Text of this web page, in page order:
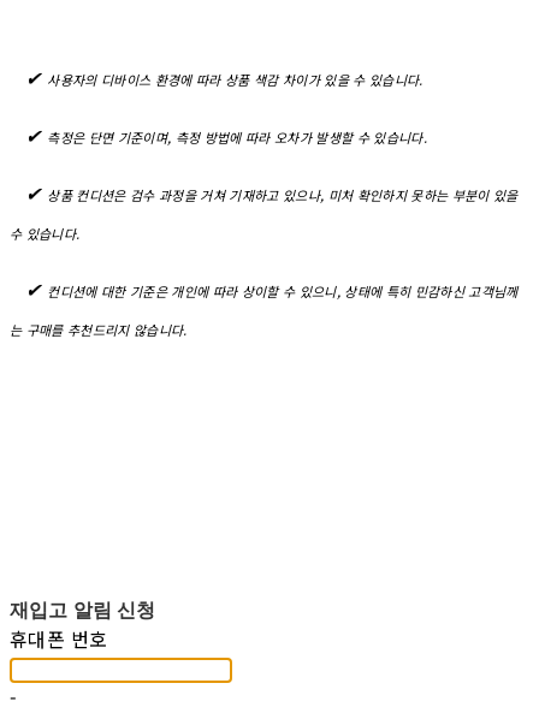
✔︎ 사용자의 디바이스 환경에 따라 상품 색감 차이가 있을 수 있습니다.
✔︎ 측정은 단면 기준이며, 측정 방법에 따라 오차가 발생할 수 있습니다.
✔︎ 상품 컨디션은 검수 과정을 거쳐 기재하고 있으나, 미처 확인하지 못하는 부분이 있을
수 있습니다.
✔︎ 컨디션에 대한 기준은 개인에 따라 상이할 수 있으니, 상태에 특히 민감하신 고객님께
는 구매를 추천드리지 않습니다.
재입고 알림 신청
휴대폰 번호
-